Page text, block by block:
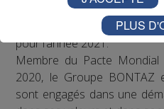
engagé dans le
par ECOVADIS, plate-
pour l’année 2021.
Membre du Pacte
2020, le Groupe BONTAZ
sont engagés dans une
PLUS